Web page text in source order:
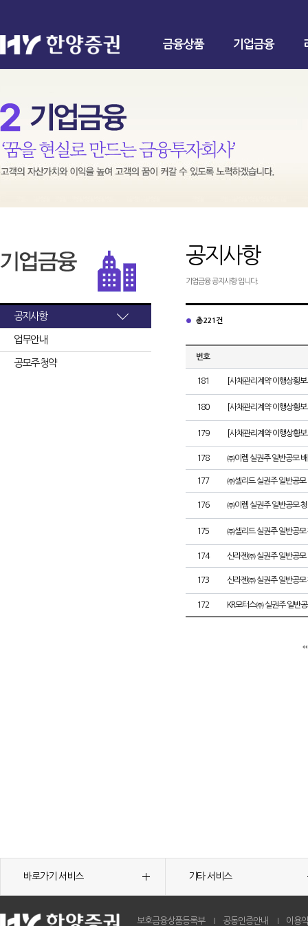
금융상품 기업금융
공지사항
업무안내
공모주 청약
공지사항
기업금융 공지사항 입니다.
총 221건
번호
181 [사채관리계약 이행상황
180 [사채관리계약 이행상황
179 [사채관리계약 이행상황
178 ㈜이렘 실권주 일반공모
177 ㈜셀리드 실권주 일반공모
176 ㈜이렘 실권주 일반공모
175 ㈜셀리드 실권주 일반공모
174 신라젠㈜ 실권주 일반공모
173 신라젠㈜ 실권주 일반공모
172 KR모터스㈜ 실권주 일반
바로가기 서비스 기타 서비스
보호금융상품등록부 공동인증안내 이용